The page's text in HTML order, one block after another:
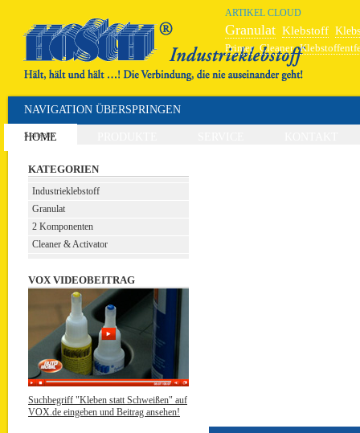
NAVIGATION ÜBERSPRINGEN
HOME
Startseite
KATEGORIEN
Industrieklebstoff
Granulat
2 Komponenten
Cleaner & Activator
VOX VIDEOBEITRAG
Suchbegriff "Kleben statt Schweißen" auf
VOX.de eingeben und Beitrag ansehen!
ARTIKEL CLOUD
Granulat Klebstoff
Primer Cleaner
Hochleistungskleber